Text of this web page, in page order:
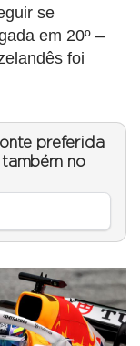
se
em 20º –
foi
preferida
no